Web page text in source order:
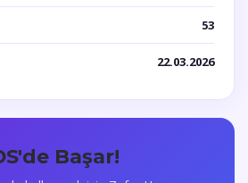
53
22.03.2026
Başar!